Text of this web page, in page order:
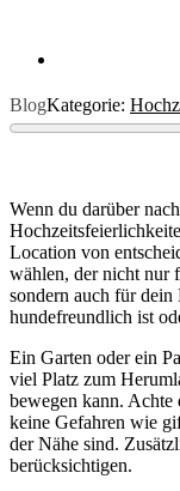
BlogKategorie:
Wenn du darüber
Location von
wählen, der nicht nur
sondern auch für
hundefreundlich ist
Ein Garten oder ein
viel Platz zum
bewegen kann. Achte
keine Gefahren wie
der Nähe sind.
berücksichtigen.